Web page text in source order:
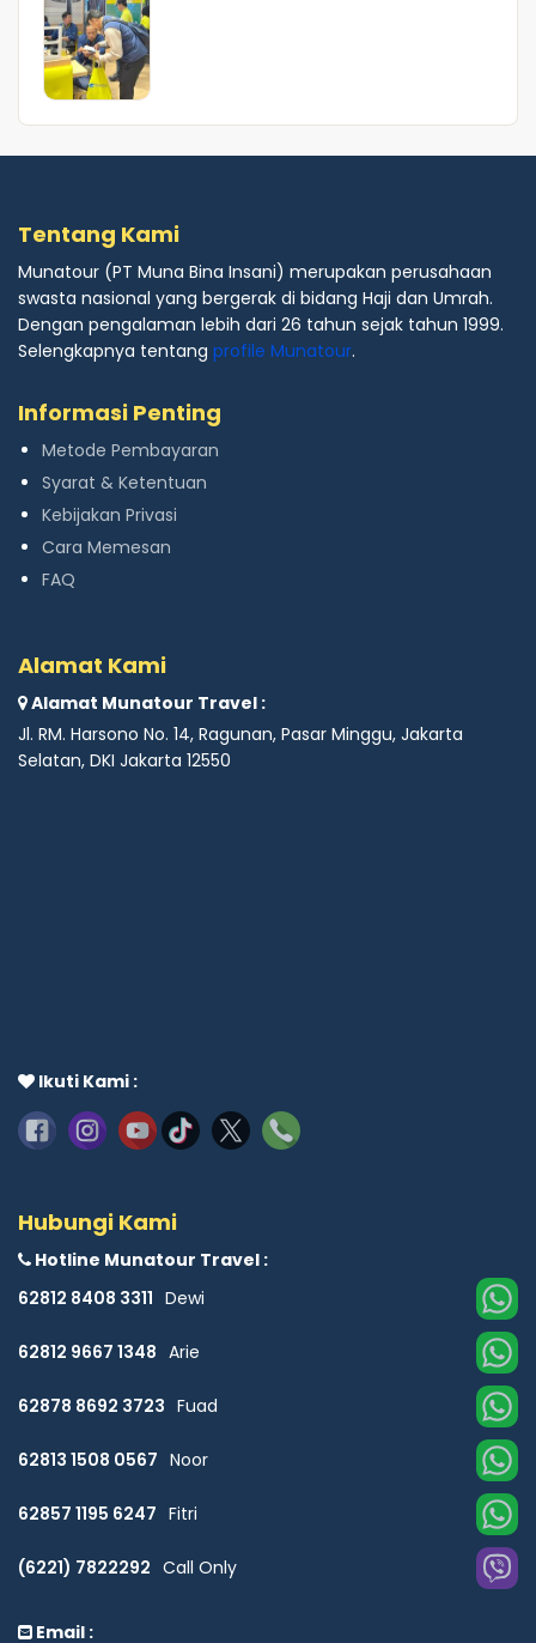
Tentang Kami
Munatour (PT Muna Bina Insani) merupakan perusahaan
swasta nasional yang bergerak di bidang Haji dan Umrah.
Dengan pengalaman lebih dari 26 tahun sejak tahun 1999.
Selengkapnya tentang profile Munatour.
Informasi Penting
Metode Pembayaran
Syarat & Ketentuan
Kebijakan Privasi
Cara Memesan
FAQ
Alamat Kami
Alamat Munatour Travel :
Jl. RM. Harsono No. 14, Ragunan, Pasar Minggu, Jakarta
Selatan, DKI Jakarta 12550
Ikuti Kami :
Hubungi Kami
Hotline Munatour Travel :
62812 8408 3311 Dewi
62812 9667 1348 Arie
62878 8692 3723 Fuad
62813 1508 0567 Noor
62857 1195 6247 Fitri
(6221) 7822292 Call Only
Email :